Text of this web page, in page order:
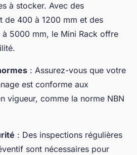
à stocker. Avec des
de 400 à 1200 mm et des
5000 mm, le Mini Rack offre
: Assurez-vous que votre
est conforme aux
vigueur, comme la norme NBN
: Des inspections régulières
sont nécessaires pour